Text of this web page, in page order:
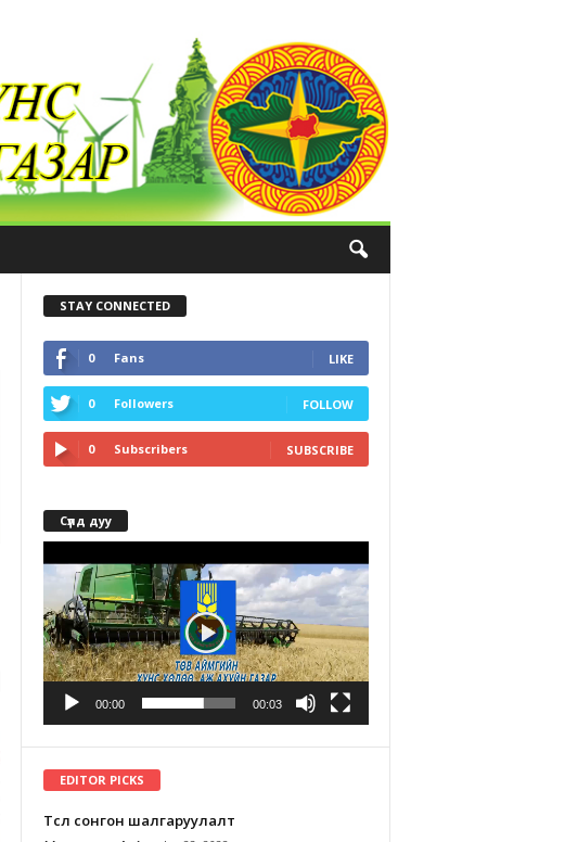
STAY CONNECTED
0 Fans LIKE
0 Followers FOLLOW
0 Subscribers SUBSCRIBE
Сүлд дуу
Player
00:00 00:03
EDITOR PICKS
Төсөл сонгон шалгаруулалт